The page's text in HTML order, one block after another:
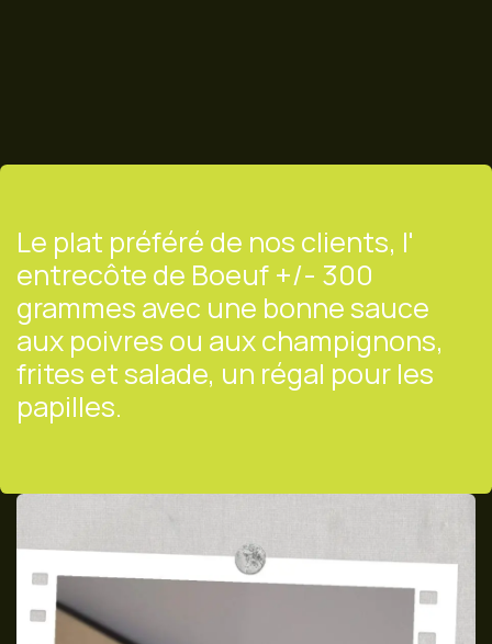
Le plat préféré de nos clients, l'
entrecôte de Boeuf +/- 300
grammes avec une bonne sauce
aux poivres ou aux champignons,
frites et salade, un régal pour les
papilles.